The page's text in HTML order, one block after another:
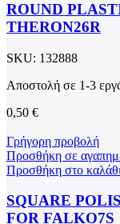
ROUND
THERON26R
SKU: 132888
Αποστολή σε 1-3
0,50 €
Γρήγορη προβολή
Προσθήκη σε
Προσθήκη στο καλάθι
SQUARE
FOR FALKO7S